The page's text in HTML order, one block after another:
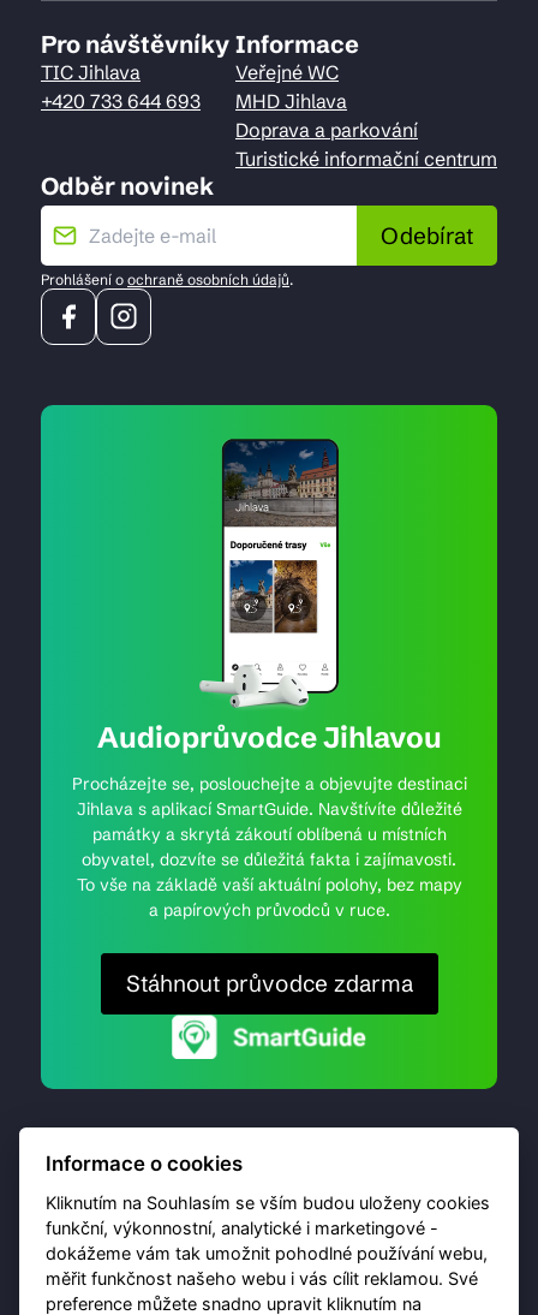
Pro návštěvníky
TIC Jihlava
+420 733 644 693
Informace
Veřejné WC
MHD Jihlava
Doprava a parkování
Turistické informační centrum
Odběr novinek
Odebírat
Prohlášení o ochraně osobních údajů.
Audioprůvodce Jihlavou
Procházejte se, poslouchejte a objevujte destinaci
Jihlava s aplikací SmartGuide. Navštívíte důležité
památky a skrytá zákoutí oblíbená u místních
obyvatel, dozvíte se důležitá fakta i zajímavosti.
To vše na základě vaší aktuální polohy, bez mapy
a papírových průvodců v ruce.
Stáhnout průvodce zdarma
© 2026 Destinační portál provozujeBrána Jihlavy,
příspěvková organizace. Všechna práva vyhrazena.
Informace o cookies
Kliknutím na Souhlasím se vším budou uloženy cookies
funkční, výkonnostní, analytické i marketingové -
dokážeme vám tak umožnit pohodlné používání webu,
měřit funkčnost našeho webu i vás cílit reklamou. Své
preference můžete snadno upravit kliknutím na